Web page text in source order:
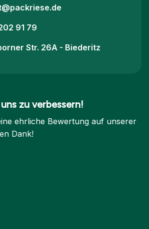
91 79
Str. 26A - Biederitz
zu verbessern!
ehrliche Bewertung auf unserer
Dank!